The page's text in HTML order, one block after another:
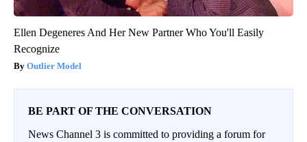
Ellen Degeneres And Her New Partner Who You'll Easily
Recognize
Outlier Model
BE PART OF THE CONVERSATION
News Channel 3 is committed to providing a forum for